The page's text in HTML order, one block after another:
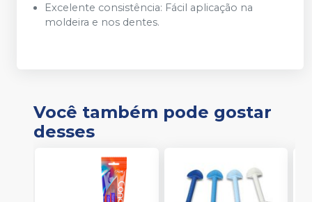
Excelente consistência: Fácil aplicação na
moldeira e nos dentes.
Você também pode gostar
desses